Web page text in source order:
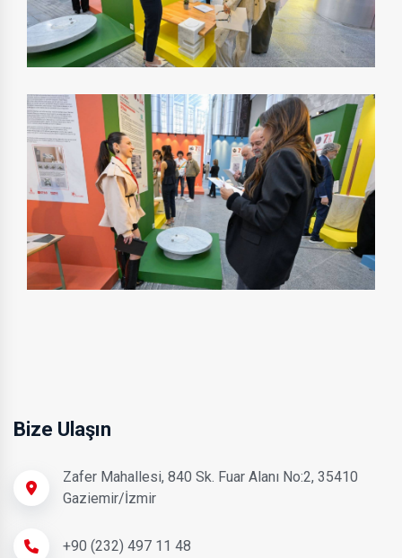
Bize Ulaşın
Zafer Mahallesi, 840 Sk. Fuar Alanı No:2, 35410
Gaziemir/İzmir
+90 (232) 497 11 48